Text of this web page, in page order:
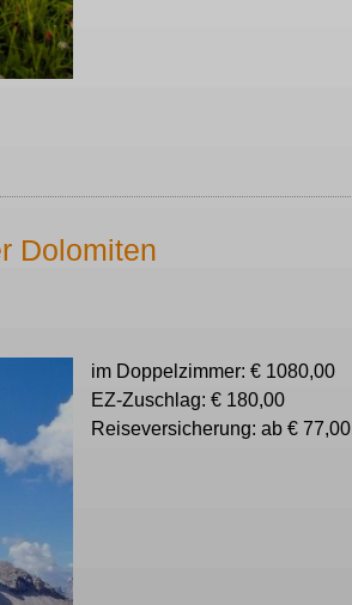
Dolomiten
im Doppelzimmer: € 1080,00
EZ-Zuschlag: € 180,00
Reiseversicherung: ab € 77,00